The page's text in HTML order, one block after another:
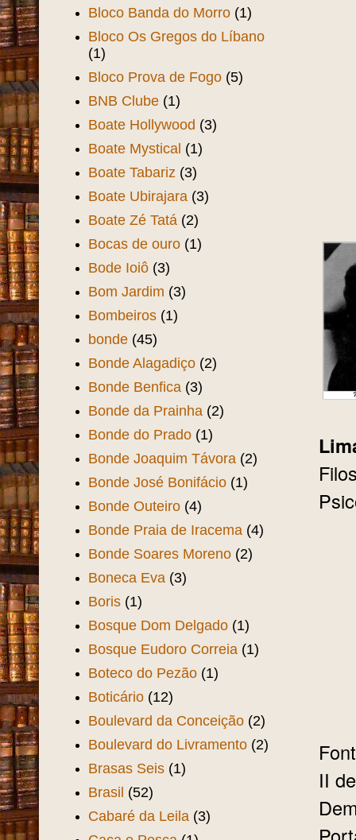
II
Bloco Banda do Morro (1)
Bloco Os Gregos do Líbano
(1)
Bloco Prova de Fogo (5)
BNB Clube (1)
Boate Hollywood (3)
Boate Mystical (1)
Boate Tabariz (3)
Boate Ubirajara (3)
Boate Zé Tatá (2)
Bocas de ouro (1)
Bode Ioiô (3)
Bom Jardim (3)
Bombeiros (1)
bonde (45)
Bonde Alagadiço (2)
Bonde Benfica (3)
Bonde da Prainha (2)
Bonde do Prado (1)
Bonde Joaquim Távora (2)
Bonde José Bonifácio (1)
Bonde Outeiro (4)
Bonde Praia de Iracema (4)
Bonde Soares Moreno (2)
Boneca Eva (3)
Boris (1)
Bosque Dom Delgado (1)
Bosque Eudoro Correia (1)
Boteco do Pezão (1)
Boticário (12)
Boulevard da Conceição (2)
Boulevard do Livramento (2)
Brasas Seis (1)
Brasil (52)
Cabaré da Leila (3)